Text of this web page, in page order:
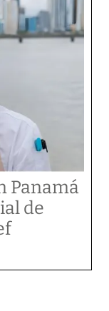
Panamá
de